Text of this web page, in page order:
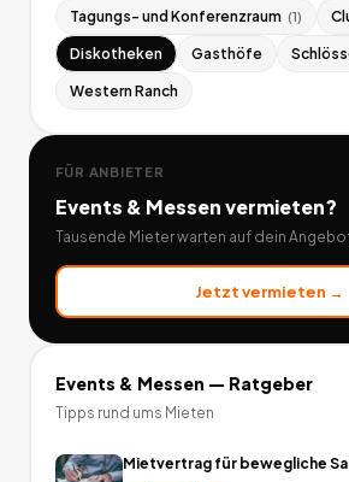
Tagungs- und Konferenzraum (1)
Diskotheken Gasthöfe
Western Ranch
FÜR ANBIETER
Events & Messenvermieten?
Tausende Mieter warten auf dein
Jetzt vermieten →
Events & Messen — Ratgeber
Tipps rund ums Mieten
Mietvertrag für bewegliche